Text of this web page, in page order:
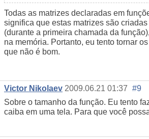
Todas as matrizes declaradas em
significa que estas matrizes são
(durante a primeira chamada da
na memória. Portanto, eu tento tornar
que não é bom.
Victor Nikolaev 2009.06.21 01:37 #9
Sobre o tamanho da função. Eu tento
caiba em uma tela. Para que você